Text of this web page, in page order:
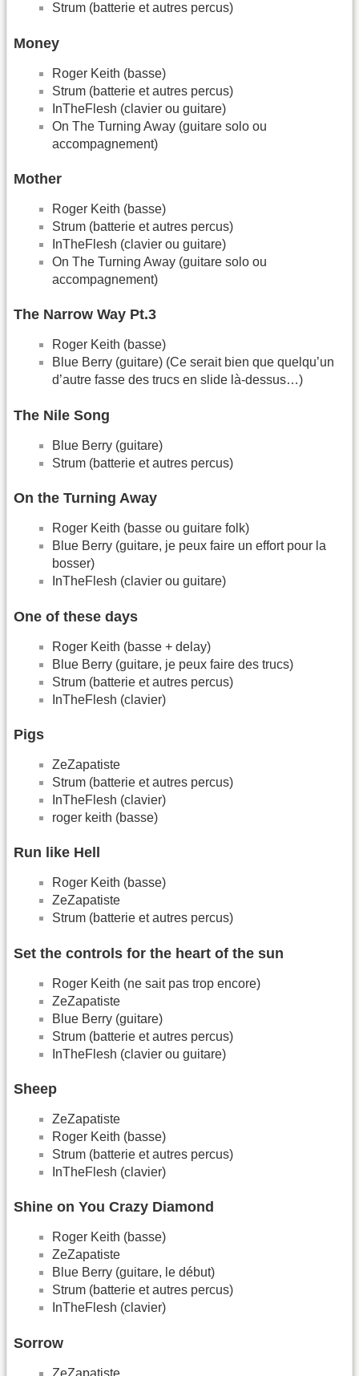
Strum (batterie et autres percus)
Money
Roger Keith (basse)
Strum (batterie et autres percus)
InTheFlesh (clavier ou guitare)
On The Turning Away (guitare solo ou
accompagnement)
Mother
Roger Keith (basse)
Strum (batterie et autres percus)
InTheFlesh (clavier ou guitare)
On The Turning Away (guitare solo ou
accompagnement)
The Narrow Way Pt.3
Roger Keith (basse)
Blue Berry (guitare) (Ce serait bien que quelqu’un
d’autre fasse des trucs en slide là-dessus…)
The Nile Song
Blue Berry (guitare)
Strum (batterie et autres percus)
On the Turning Away
Roger Keith (basse ou guitare folk)
Blue Berry (guitare, je peux faire un effort pour la
bosser)
InTheFlesh (clavier ou guitare)
One of these days
Roger Keith (basse + delay)
Blue Berry (guitare, je peux faire des trucs)
Strum (batterie et autres percus)
InTheFlesh (clavier)
Pigs
ZeZapatiste
Strum (batterie et autres percus)
InTheFlesh (clavier)
roger keith (basse)
Run like Hell
Roger Keith (basse)
ZeZapatiste
Strum (batterie et autres percus)
Set the controls for the heart of the sun
Roger Keith (ne sait pas trop encore)
ZeZapatiste
Blue Berry (guitare)
Strum (batterie et autres percus)
InTheFlesh (clavier ou guitare)
Sheep
ZeZapatiste
Roger Keith (basse)
Strum (batterie et autres percus)
InTheFlesh (clavier)
Shine on You Crazy Diamond
Roger Keith (basse)
ZeZapatiste
Blue Berry (guitare, le début)
Strum (batterie et autres percus)
InTheFlesh (clavier)
Sorrow
ZeZapatiste